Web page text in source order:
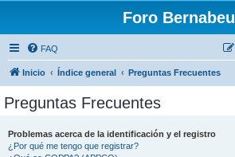
Foro Bernabeu
FAQ
Inicio Índice general Preguntas Frecuentes
Preguntas Frecuentes
Problemas acerca de la identificación y el registro
¿Por qué me tengo que registrar?